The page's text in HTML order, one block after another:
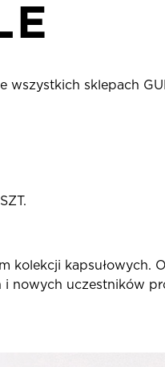
wszystkich sklepach
kolekcji kapsułowych.
nowych uczestników